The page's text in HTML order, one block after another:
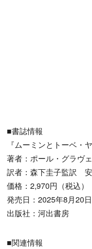
■書誌情報
『ムーミンとトーベ・
著者：ポール・グラヴ
訳者：森下圭子監訳
価格：2,970円（税込）
発売日：2025年8月20日
出版社：河出書房
■関連情報